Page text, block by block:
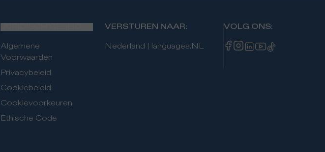
Algemene
Voorwaarden
Privacybeleid
Cookiebeleid
Cookievoorkeuren
Ethische Code
VERSTUREN NAAR:
Nederland
languages.NL
VOLG ONS: